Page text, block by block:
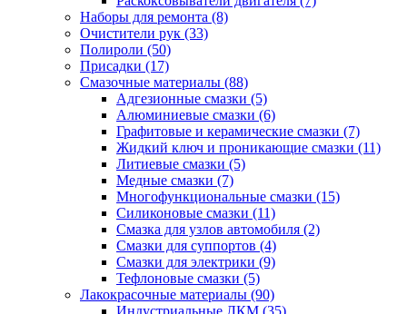
Наборы для ремонта (8)
Очистители рук (33)
Полироли (50)
Присадки (17)
Смазочные материалы (88)
Адгезионные смазки (5)
Алюминиевые смазки (6)
Графитовые и керамические смазки (7)
Жидкий ключ и проникающие смазки (11)
Литиевые смазки (5)
Медные смазки (7)
Многофункциональные смазки (15)
Силиконовые смазки (11)
Смазка для узлов автомобиля (2)
Смазки для суппортов (4)
Смазки для электрики (9)
Тефлоновые смазки (5)
Лакокрасочные материалы (90)
Индустриальные ЛКМ (35)